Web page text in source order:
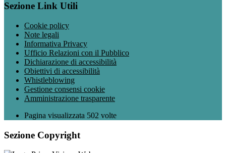
Sezione Link Utili
Cookie policy
Note legali
Informativa Privacy
Ufficio Relazioni con il Pubblico
Dichiarazione di accessibilità
Obiettivi di accessibilità
Whistleblowing
Gestione consensi cookie
Amministrazione trasparente
Pagina visualizzata 502 volte
Sezione Copyright